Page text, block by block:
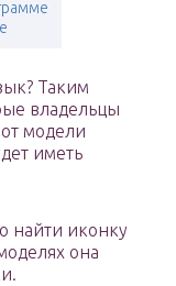
Таким
владельцы
модели
иметь
найти иконку
она